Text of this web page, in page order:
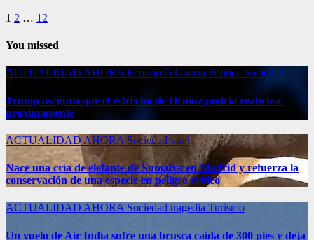
1 2 … 12
You missed
ACTUALIDAD AHORA Economía Guerra Politica Sociedad
Trump asegura que el estrecho de Ormuz podría reabrirse
próximamente
ACTUALIDAD AHORA Sociedadviral
Nace una cría de elefante de Sumatra en Madrid y refuerza la
conservación de una especie en peligro crítico
ACTUALIDAD AHORA Sociedad tragedia Turismo
Un vuelo de Air India sufre una brusca caída de 300 pies y deja